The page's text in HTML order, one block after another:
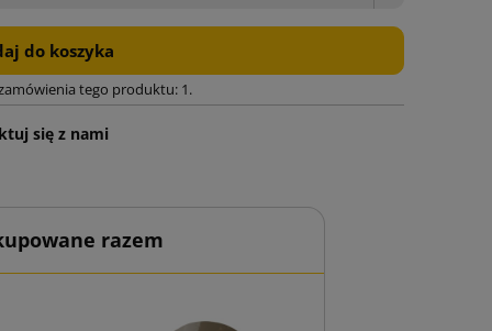
do koszyka
tego produktu: 1.
się z nami
razem